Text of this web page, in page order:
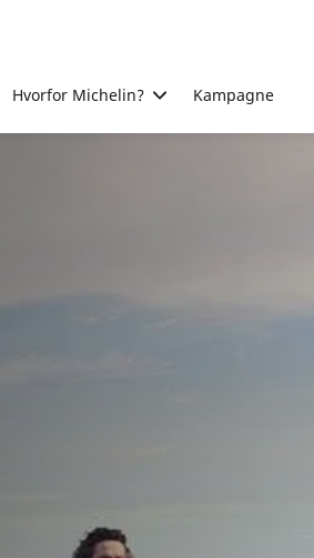
Hvorfor Michelin? Kampagne